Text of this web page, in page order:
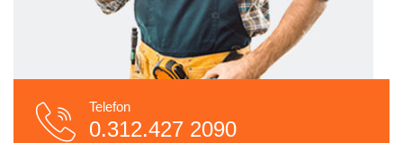
Telefon
0.312.427 2090